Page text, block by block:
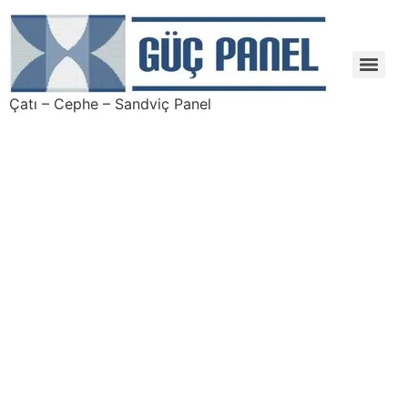
Çatı – Cephe – Sandviç Panel